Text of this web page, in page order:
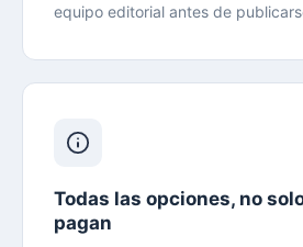
equipo editorial antes de
Todas las opciones, no
pagan